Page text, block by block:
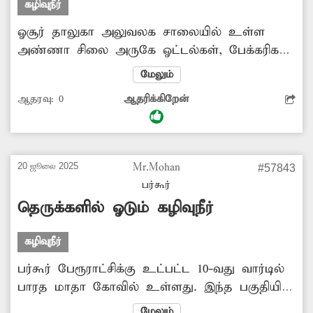
கழிவுநீர்
ஓசூர் தாலுகா அலுவலக சாலையில் உள்ள
அண்ணா சிலை அருகே ஓட்டல்கள், பேக்கரிகள்,
கடைகள் அதிகளவில் உள்ளன. மேலும்
கோர்ட்டு, தாலுகா அலுவலகம், வட்டார வளர்ச்சி
அலுவலகங்களும் சிலைக்கு எதிரே உள்ளன.
இந்த நிலையில் அண்ணா சிலைக்கு பின்புறம்
குவிந்து துர்நாற்றம் வீசுகிறது. இதனால்
இப்பகுதியில் நடமாடுவதற்கே பொதுமக்கள்
மிகவும் அவதிப்படுகின்றனர். எனவே இந்த
கால்வாயை உடனடியாக தூர்வார மாநகராட்சி
அதிகாரிகள் நடவடிக்கை எடுப்பார்களா?
-ஆர்.சண்முகம், ஓசூர்.
மேலும்
ஆதரவு: 0 ஆதரிக்கிறேன்
20 ஜூலை 2025
Mr.Mohan
பர்கூர்
#57843
தெருக்களில் ஓடும் கழிவுநீர்
கழிவுநீர்
பர்கூர் பேரூராட்சிக்கு உட்பட்ட 10-வது வார்டில்
பாரத மாதா கோவில் உள்ளது. இந்த பகுதியில்
15-க்கும் மேற்பட்ட குடும்பங்கள் வசித்து